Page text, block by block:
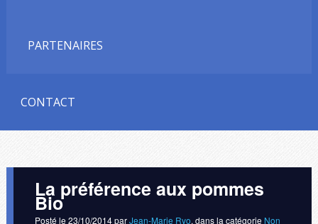
PARTENAIRES
CONTACT
La préférence aux pommes
Bio
Posté le 23/10/2014parJean-Marie Ryo, dans la catégorie Non